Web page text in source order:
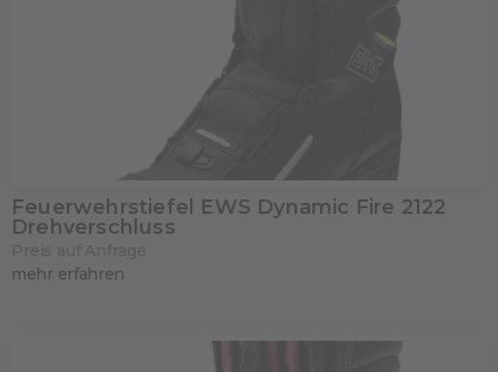
Feuerwehrstiefel EWS Dynamic Fire 2122
Drehverschluss
mehr erfahren